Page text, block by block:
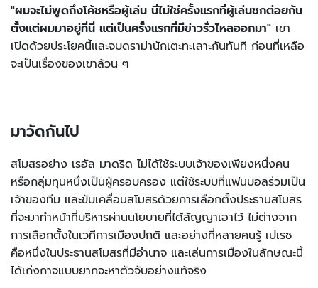
"ผมจะไม่พูดถึงโค้ชหรือผู้เล่น นี่ไม่ใช่ครั้งแรกที่ผู้เล่นชกต่อยกัน
ตั้งแต่ผมมาอยู่ที่นี่ แต่เป็นครั้งแรกที่มีข่าวรั่วไหลออกมา" เขา
เปิดด้วยประโยคนี้และจบดราม่านักเตะทะเลาะกันทันที ก่อนที่เหลือ
จะเป็นเรื่องของเขาล้วน ๆ
มาวัดกันไป
สโมสรอย่าง เรอัล มาดริด ไม่ได้ใช้ระบบเจ้าของเพียงหนึ่งคน
หรือกลุ่มทุนหนึ่งเป็นผู้ครอบครอง แต่ใช้ระบบที่แฟนบอลร่วมเป็น
เจ้าของทีม และขับเคลื่อนสโมสรด้วยการเลือกตั้งประธานสโมสร
ที่จะมาทำหน้าที่บริหารผ่านนโยบายที่ได้สัญญาเอาไว้ ไม่ต่างจาก
การเลือกตั้งในเวทีการเมืองปกติ และอย่างที่หลายคนรู้ เปเรซ
คือหนึ่งในประธานสโมสรที่มีอำนาจ และเล่นการเมืองในลักษณะนี้
ได้เก่งกาจแบบยากจะหาตัวจับอย่างแท้จริง